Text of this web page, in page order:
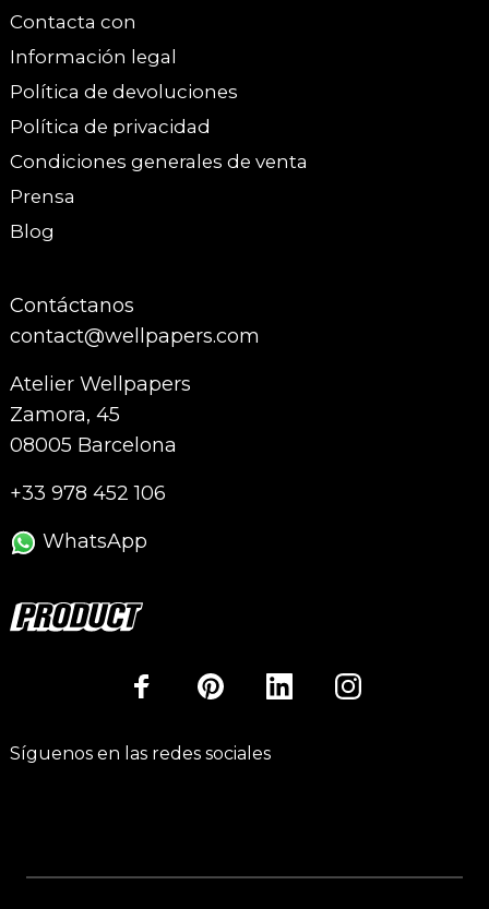
Contacta con
Información legal
Política de devoluciones
Política de privacidad
Condiciones generales de venta
Prensa
Blog
Contáctanos
contact@wellpapers.com
Atelier Wellpapers
Zamora, 45
08005 Barcelona
+33 978 452 106
WhatsApp
Síguenos en las redes sociales